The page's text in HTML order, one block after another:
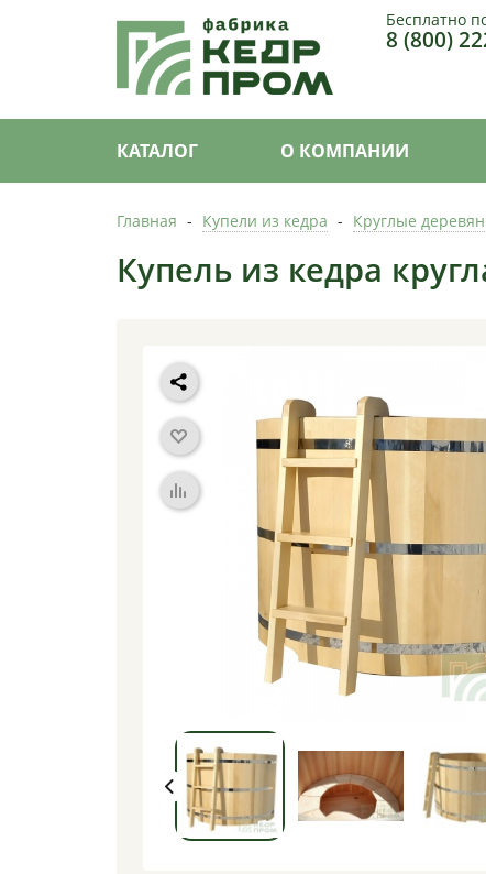
Бесплатно
8 (800)
КАТАЛОГ О КОМПАНИИ
Главная - Купели из кедра - Круглые
Купель из кедра